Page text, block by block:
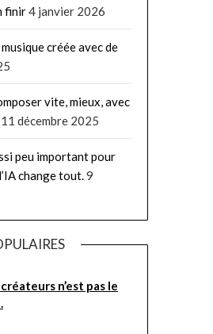
finir4 janvier 2026
créée avec de
vite, mieux, avec
11 décembre 2025
peu important pour
change tout.9
n’est pas le